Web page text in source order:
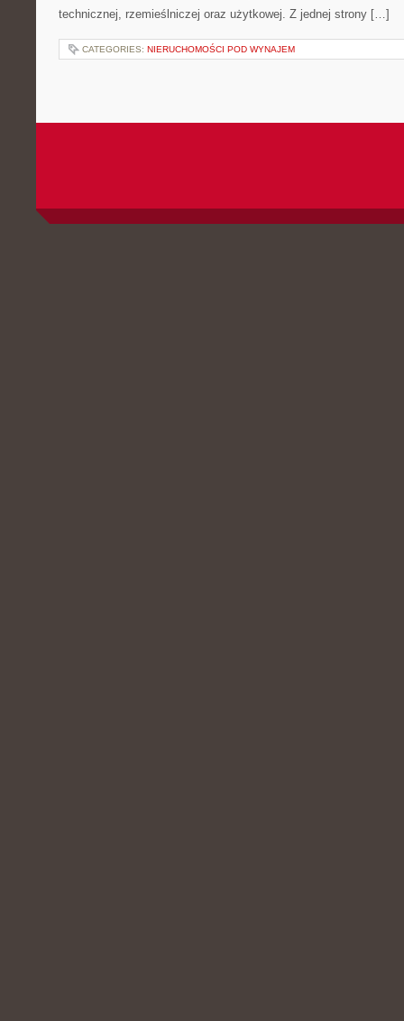
technicznej, rzemieślniczej oraz użytkowej. Z jednej strony […]
CATEGORIES: NIERUCHOMOŚCI POD WYNAJEM